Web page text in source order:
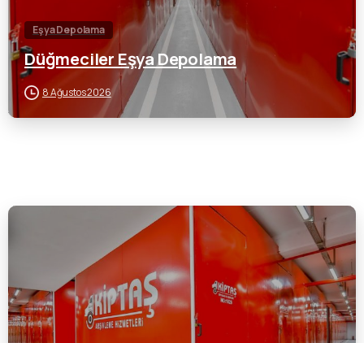
Eşya Depolama
Düğmeciler Eşya Depolama
8 Ağustos 2026